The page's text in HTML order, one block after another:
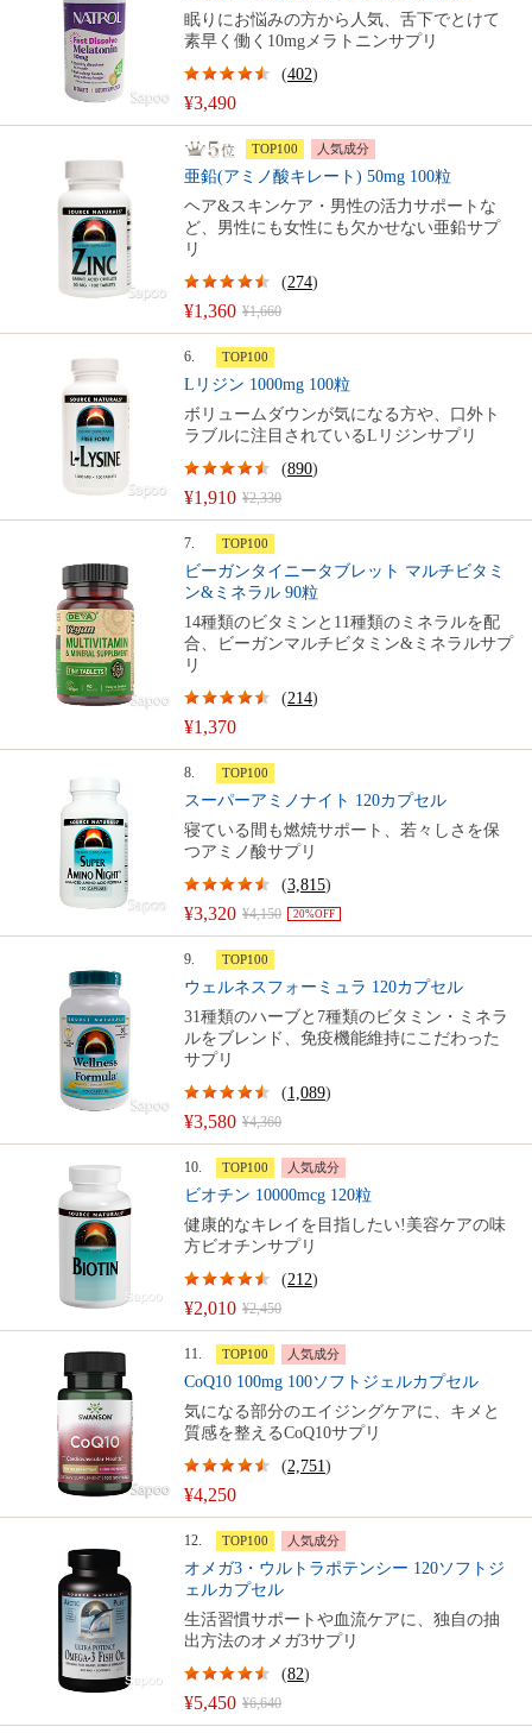
眠りにお悩みの方から人気、舌下でとけて
素早く働く10mgメラトニンサプリ
¥3,490
(402)
TOP100 人気成分
亜鉛(アミノ酸キレート) 50mg 100粒
ヘア&スキンケア・男性の活力サポートな
ど、男性にも女性にも欠かせない亜鉛サプ
リ
¥1,360 ¥1,660
(274)
6. TOP100
Lリジン 1000mg 100粒
ボリュームダウンが気になる方や、口外ト
ラブルに注目されているLリジンサプリ
¥1,910 ¥2,330
(890)
7. TOP100
ビーガンタイニータブレット マルチビタミ
ン&ミネラル 90粒
14種類のビタミンと11種類のミネラルを配
合、ビーガンマルチビタミン&ミネラルサプ
リ
¥1,370
(214)
8. TOP100
スーパーアミノナイト 120カプセル
寝ている間も燃焼サポート、若々しさを保
つアミノ酸サプリ
¥3,320 ¥4,150 20%OFF
(3,815)
9. TOP100
ウェルネスフォーミュラ 120カプセル
31種類のハーブと7種類のビタミン・ミネラ
ルをブレンド、免疫機能維持にこだわった
サプリ
¥3,580 ¥4,360
(1,089)
10. TOP100 人気成分
ビオチン 10000mcg 120粒
健康的なキレイを目指したい!美容ケアの味
方ビオチンサプリ
¥2,010 ¥2,450
(212)
11. TOP100 人気成分
CoQ10 100mg 100ソフトジェルカプセル
気になる部分のエイジングケアに、キメと
質感を整えるCoQ10サプリ
¥4,250
(2,751)
12. TOP100 人気成分
オメガ3・ウルトラポテンシー 120ソフトジ
ェルカプセル
生活習慣サポートや血流ケアに、独自の抽
出方法のオメガ3サプリ
¥5,450 ¥6,640
(82)